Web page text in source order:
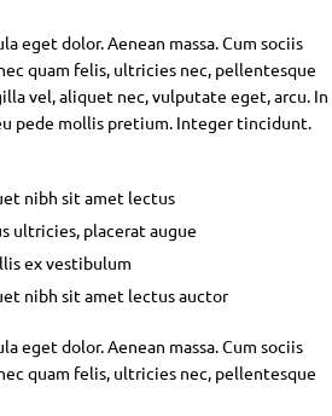
eget dolor. Aenean massa. Cum sociis
quam felis, ultricies nec, pellentesque
vel, aliquet nec, vulputate eget, arcu. In
pede mollis pretium. Integer tincidunt.
nibh sit amet lectus
ultricies, placerat augue
ex vestibulum
nibh sit amet lectus auctor
eget dolor. Aenean massa. Cum sociis
quam felis, ultricies nec, pellentesque